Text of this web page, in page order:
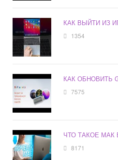
КАК ВЫЙТИ ИЗ
1354
КАК ОБНОВИТЬ
7575
ЧТО ТАКОЕ
8171